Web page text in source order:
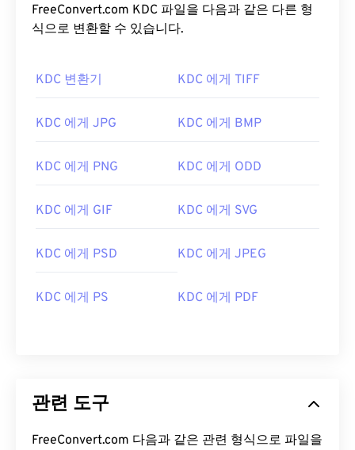
FreeConvert.com KDC 파일을 다음과 같은 다른 형
식으로 변환할 수 있습니다.
KDC 변환기 KDC 에게 TIFF
KDC 에게 JPG KDC 에게 BMP
KDC 에게 PNG KDC 에게 ODD
KDC 에게 GIF KDC 에게 SVG
KDC 에게 PSD KDC 에게 JPEG
KDC 에게 PS KDC 에게 PDF
관련 도구
FreeConvert.com 다음과 같은 관련 형식으로 파일을